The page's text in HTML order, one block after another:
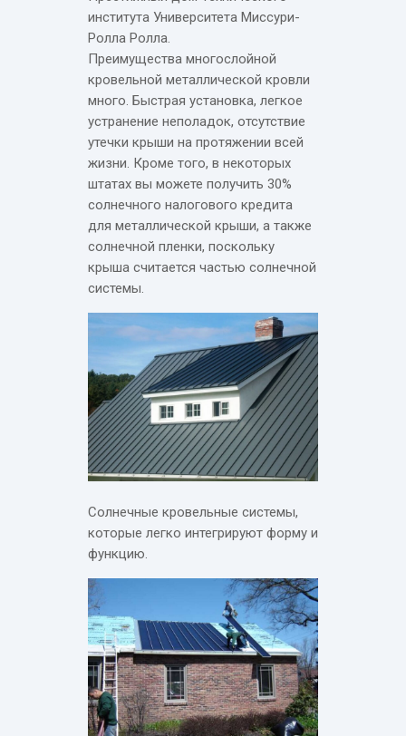
института Университета Миссури-
Ролла Ролла.
Преимущества многослойной
кровельной металлической кровли
много. Быстрая установка, легкое
устранение неполадок, отсутствие
утечки крыши на протяжении всей
жизни. Кроме того, в некоторых
штатах вы можете получить 30%
солнечного налогового кредита
для металлической крыши, а также
солнечной пленки, поскольку
крыша считается частью солнечной
системы.
Солнечные кровельные системы,
которые легко интегрируют форму и
функцию.